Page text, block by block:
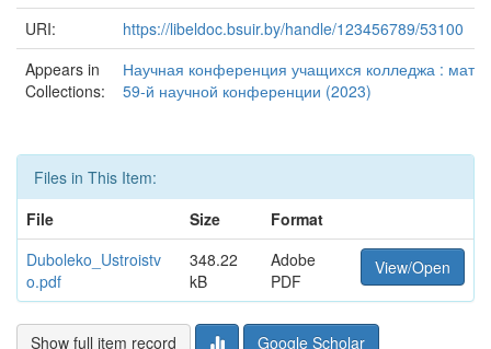
URI:
https://libeldoc.bsuir.by/handle/123456789/53100
Appears in
Collections:
Научная конференция учащихся колледжа :
59-й научной конференции (2023)
Files in This Item:
File
Size
Format
Duboleko_Ustroistv
o.pdf
348.22
kB
Adobe
PDF
View/Open
Show full item record Google Scholar